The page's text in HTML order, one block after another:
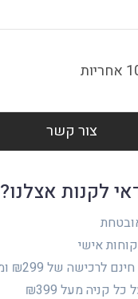
צור קשר
לקנות אצלנו?
אישי
של ₪299 ומעלה בדואר רשום
קניה מעל ₪399